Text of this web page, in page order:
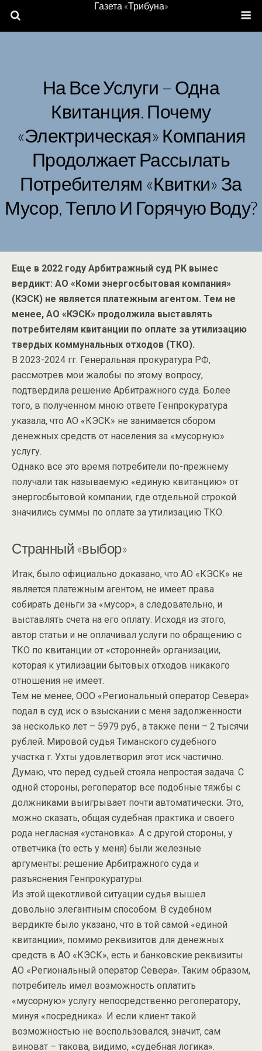
Газета «Трибуна»
На Все Услуги – Одна
Квитанция. Почему
«электрическая» Компания
Продолжает Рассылать
Потребителям «квитки» За
Мусор, Тепло И Горячую Воду?
Еще в 2022 году Арбитражный суд РК вынес
вердикт: АО «Коми энергосбытовая компания»
(КЭСК) не является платежным агентом. Тем не
менее, АО «КЭСК» продолжила выставлять
потребителям квитанции по оплате за утилизацию
твердых коммунальных отходов (ТКО).
В 2023-2024 гг. Генеральная прокуратура РФ,
рассмотрев мои жалобы по этому вопросу,
подтвердила решение Арбитражного суда. Более
того, в полученном мною ответе Генпрокуратура
указала, что АО «КЭСК» не занимается сбором
денежных средств от населения за «мусорную»
услугу.
Однако все это время потребители по-прежнему
получали так называемую «единую квитанцию» от
энергосбытовой компании, где отдельной строкой
значились суммы по оплате за утилизацию ТКО.
Странный «выбор»
Итак, было официально доказано, что АО «КЭСК» не
является платежным агентом, не имеет права
собирать деньги за «мусор», а следовательно, и
выставлять счета на его оплату. Исходя из этого,
автор статьи и не оплачивал услуги по обращению с
ТКО по квитанции от «сторонней» организации,
которая к утилизации бытовых отходов никакого
отношения не имеет.
Тем не менее, ООО «Региональный оператор Севера»
подал в суд иск о взыскании с меня задолженности
за несколько лет – 5979 руб., а также пени – 2 тысячи
рублей. Мировой судья Тиманского судебного
участка г. Ухты удовлетворил этот иск частично.
Думаю, что перед судьей стояла непростая задача. С
одной стороны, регоператор все подобные тяжбы с
должниками выигрывает почти автоматически. Это,
можно сказать, общая судебная практика и своего
рода негласная «установка». А с другой стороны, у
ответчика (то есть у меня) были железные
аргументы: решение Арбитражного суда и
разъяснения Генпрокуратуры.
Из этой щекотливой ситуации судья вышел
довольно элегантным способом. В судебном
вердикте было указано, что в той самой «единой
квитанции», помимо реквизитов для денежных
средств в АО «КЭСК», есть и банковские реквизиты
АО «Региональный оператор Севера». Таким образом,
потребитель имел возможность оплатить
«мусорную» услугу непосредственно регоператору,
минуя «посредника». И если клиент такой
возможностью не воспользовался, значит, сам
виноват – такова, видимо, «судебная логика».